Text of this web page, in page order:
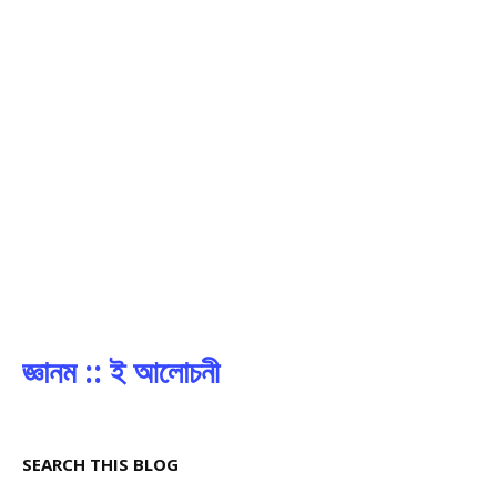
জ্ঞানম :: ই আলোচনী
SEARCH THIS BLOG